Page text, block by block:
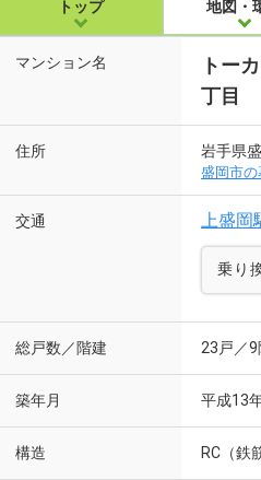
トップ 地図・
マンション名
トー
丁目
住所 岩手県
盛岡市の
交通 上盛岡
乗り
総戸数／階建 23戸／9
築年月 平成13
構造 RC（鉄